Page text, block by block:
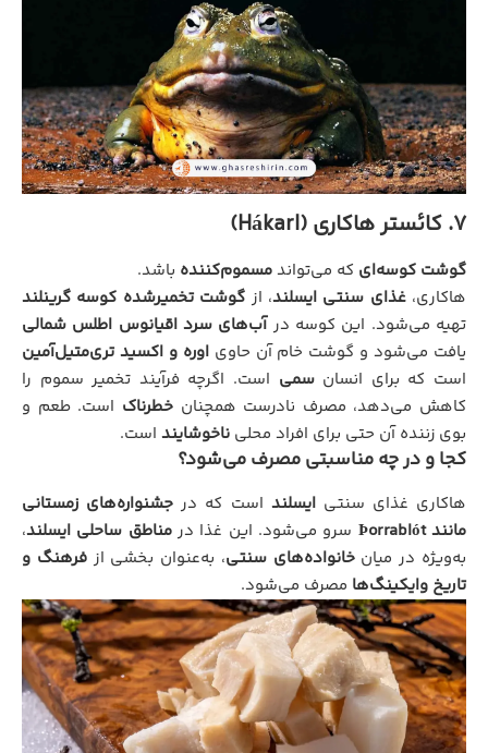
7. کائستر هاکاری (Hákarl)
گوشت کوسه‌ای که می‌تواندمسموم‌کننده باشد.
هاکاری،غذای سنتی ایسلند، از گوشت تخمیرشده کوسه گرینلند
تهیه می‌شود. این کوسه درآب‌های سرد اقیانوس اطلس شمالی
یافت می‌شود و گوشت خام آن حاویاوره و اکسید تری‌متیل‌آمین
است که برای انسانسمی است. اگرچه فرآیند تخمیر سموم را
کاهش می‌دهد، مصرف نادرست همچنانخطرناک است. طعم و
بوی زننده آن حتی برای افراد محلی ناخوشایند است.
کجا و در چه مناسبتی مصرف می‌شود؟
هاکاری غذای سنتیایسلند است که در جشنواره‌های زمستانی
مانند Þorrablót
سرو می‌شود. این غذا درمناطق ساحلی ایسلند،
به‌ویژه در میانخانواده‌های سنتی، به‌عنوان بخشی ازفرهنگ و
تاریخ وایکینگ‌ها مصرف می‌شود.